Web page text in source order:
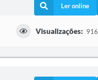
Ler online
Visualizações: 916